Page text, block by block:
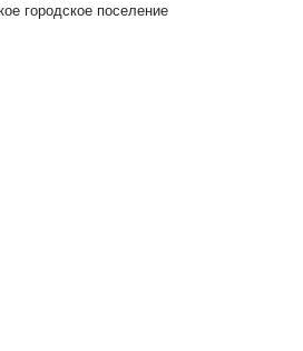
городское поселение